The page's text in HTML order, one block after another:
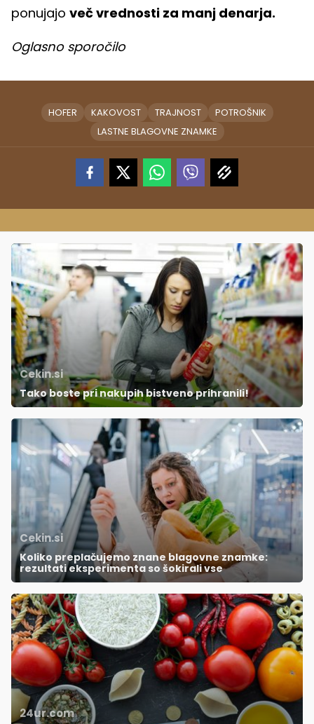
ponujajo več vrednosti za manj denarja.
Oglasno sporočilo
HOFER KAKOVOST TRAJNOST
POTROŠNIK
LASTNE BLAGOVNE ZNAMKE
Cekin.si
Tako boste pri nakupih bistveno prihranili!
Cekin.si
Koliko preplačujemo znane blagovne znamke:
rezultati eksperimenta so šokirali vse
24ur.com